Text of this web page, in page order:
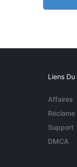
Liens Du
Affaires
Réclame
Support
DMCA